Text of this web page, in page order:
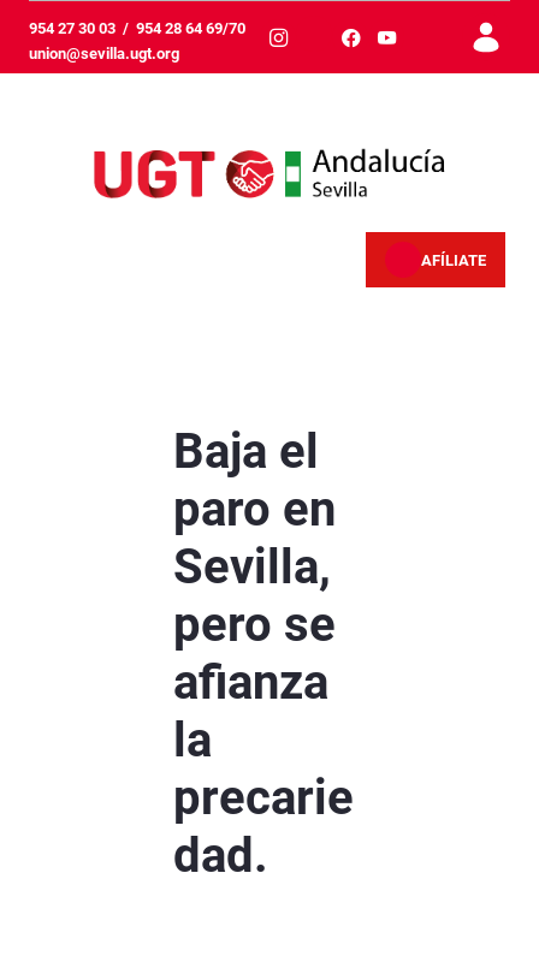
メインコンテンツにスキップ
954 27 30 03 / 954 28 64 69/70
union@sevilla.ugt.org
AFÍLIATE
Baja el
paro en
Sevilla,
pero se
afianza
la
precarie
dad.